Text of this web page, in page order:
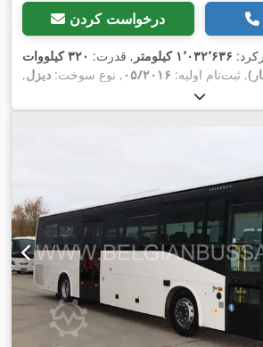
درخواست کردن
۱٬۰۳۲٬۶۳۶ کیلومتر , قدرت:
۳۲۰ کیلووات
, ثبت‌نام اولیه: ۰۵/۲۰۱۶ , نوع سوخت: دیزل,
چرخ‌دنده:خودکار
, طول کل:۱۴٬۸۵۰ میلی‌متر , ارتفاع کل:۳٬۵۰۰